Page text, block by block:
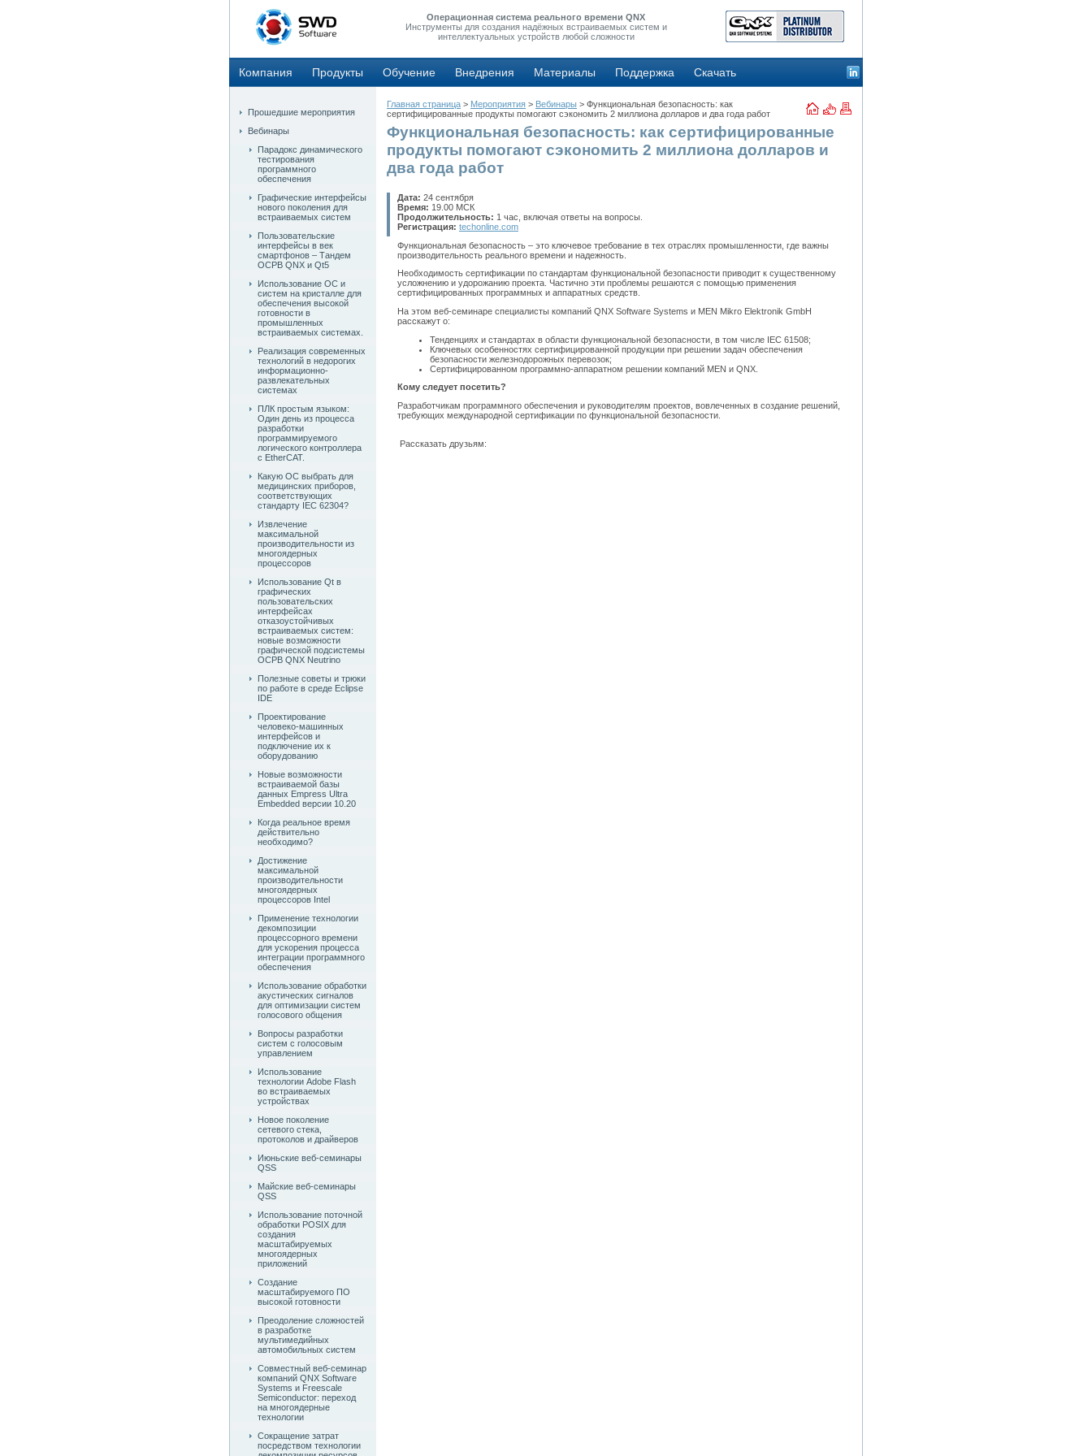
Операционная система реального времени QNX
Инструменты для создания надёжных встраиваемых систем и
интеллектуальных устройств любой сложности
Компания Продукты Обучение Внедрения Материалы Поддержка Скачать
Прошедшие мероприятия
Вебинары
Парадокс динамического
тестирования
программного
обеспечения
Графические интерфейсы
нового поколения для
встраиваемых систем
Пользовательские
интерфейсы в век
смартфонов – Тандем
ОСРВ QNX и Qt5
Использование ОС и
систем на кристалле для
обеспечения высокой
готовности в
промышленных
встраиваемых системах.
Реализация современных
технологий в недорогих
информационно-
развлекательных
системах
ПЛК простым языком:
Один день из процесса
разработки
программируемого
логического контроллера
с EtherCAT.
Какую ОС выбрать для
медицинских приборов,
соответствующих
стандарту IEC 62304?
Извлечение
максимальной
производительности из
многоядерных
процессоров
Использование Qt в
графических
пользовательских
интерфейсах
отказоустойчивых
встраиваемых систем:
новые возможности
графической подсистемы
ОСРВ QNX Neutrino
Полезные советы и трюки
по работе в среде Eclipse
IDE
Проектирование
человеко-машинных
интерфейсов и
подключение их к
оборудованию
Новые возможности
встраиваемой базы
данных Empress Ultra
Embedded версии 10.20
Когда реальное время
действительно
необходимо?
Достижение
максимальной
производительности
многоядерных
процессоров Intel
Применение технологии
декомпозиции
процессорного времени
для ускорения процесса
интеграции программного
обеспечения
Использование обработки
акустических сигналов
для оптимизации систем
голосового общения
Вопросы разработки
систем с голосовым
управлением
Использование
технологии Adobe Flash
во встраиваемых
устройствах
Новое поколение
сетевого стека,
протоколов и драйверов
Июньские веб-семинары
QSS
Майские веб-семинары
QSS
Использование поточной
обработки POSIX для
создания
масштабируемых
многоядерных
приложений
Создание
масштабируемого ПО
высокой готовности
Преодоление сложностей
в разработке
мультимедийных
автомобильных систем
Совместный веб-семинар
компаний QNX Software
Systems и Freescale
Semiconductor: переход
на многоядерные
технологии
Сокращение затрат
посредством технологии
Главная страница > Мероприятия > Вебинары > Функциональная безопасность: как
сертифицированные продукты помогают сэкономить 2 миллиона долларов и два года работ
Функциональная безопасность: как сертифицированные
продукты помогают сэкономить 2 миллиона долларов и
два года работ
Дата: 24 сентября
Время: 19.00 МСК
Продолжительность: 1 час, включая ответы на вопросы.
Регистрация: techonline.com
Функциональная безопасность – это ключевое требование в тех отраслях промышленности, где важны
производительность реального времени и надежность.
Необходимость сертификации по стандартам функциональной безопасности приводит к существенному
усложнению и удорожанию проекта. Частично эти проблемы решаются с помощью применения
сертифицированных программных и аппаратных средств.
На этом веб-семинаре специалисты компаний QNX Software Systems и MEN Mikro Elektronik GmbH
расскажут о:
Тенденциях и стандартах в области функциональной безопасности, в том числе IEC 61508;
Ключевых особенностях сертифицированной продукции при решении задач обеспечения
безопасности железнодорожных перевозок;
Сертифицированном программно-аппаратном решении компаний MEN и QNX.
Кому следует посетить?
Разработчикам программного обеспечения и руководителям проектов, вовлеченных в создание решений,
требующих международной сертификации по функциональной безопасности.
Рассказать друзьям: